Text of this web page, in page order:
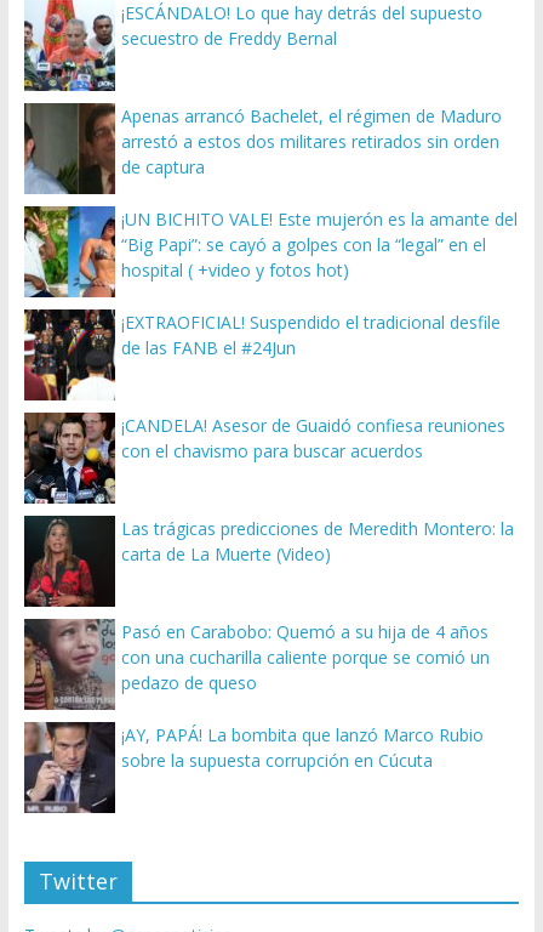
¡ESCÁNDALO! Lo que hay detrás del supuesto
secuestro de Freddy Bernal
Apenas arrancó Bachelet, el régimen de Maduro
arrestó a estos dos militares retirados sin orden
de captura
¡UN BICHITO VALE! Este mujerón es la amante del
“Big Papi”: se cayó a golpes con la “legal” en el
hospital ( +video y fotos hot)
¡EXTRAOFICIAL! Suspendido el tradicional desfile
de las FANB el #24Jun
¡CANDELA! Asesor de Guaidó confiesa reuniones
con el chavismo para buscar acuerdos
Las trágicas predicciones de Meredith Montero: la
carta de La Muerte (Video)
Pasó en Carabobo: Quemó a su hija de 4 años
con una cucharilla caliente porque se comió un
pedazo de queso
¡AY, PAPÁ! La bombita que lanzó Marco Rubio
sobre la supuesta corrupción en Cúcuta
Twitter